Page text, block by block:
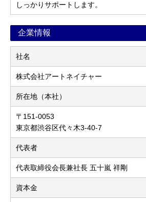
しっかりサポートします。
企業情報
社名
株式会社アートネイチャー
所在地（本社）
〒151-0053
東京都渋谷区代々木3-40-7
代表者
代表取締役会長兼社長 五十嵐 祥剛
資本金